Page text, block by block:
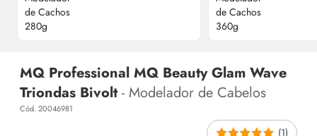
MQ Professional MQ Beauty Glam Wave
Triondas Bivolt- Modelador de Cabelos
Cód. 20046981
(1)